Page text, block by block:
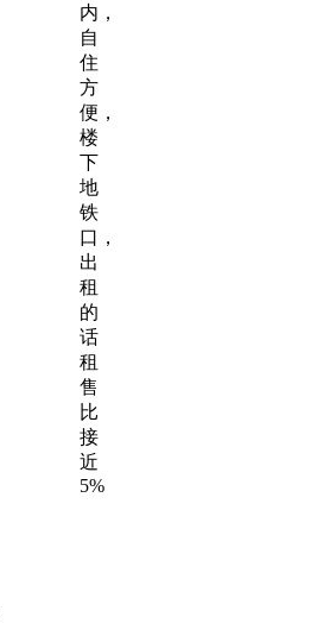
内，
自
住
方
便，
楼
下
地
铁
口，
出
租
的
话
租
售
比
接
近
5%